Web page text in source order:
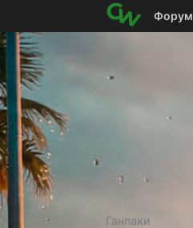
Форум
Ганпаки